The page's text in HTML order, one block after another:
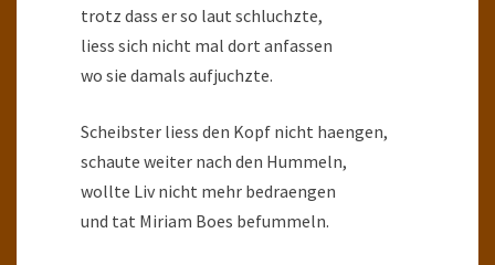
trotz dass er so laut schluchzte,
liess sich nicht mal dort anfassen
wo sie damals aufjuchzte.
Scheibster liess den Kopf nicht haengen,
schaute weiter nach den Hummeln,
wollte Liv nicht mehr bedraengen
und tat Miriam Boes befummeln.